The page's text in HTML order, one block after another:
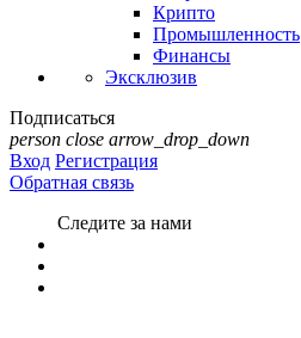
Крипто
Промышленность
Финансы
Эксклюзив
Подписаться
person close arrow_drop_down
Вход Регистрация
Обратная связь
Следите за нами